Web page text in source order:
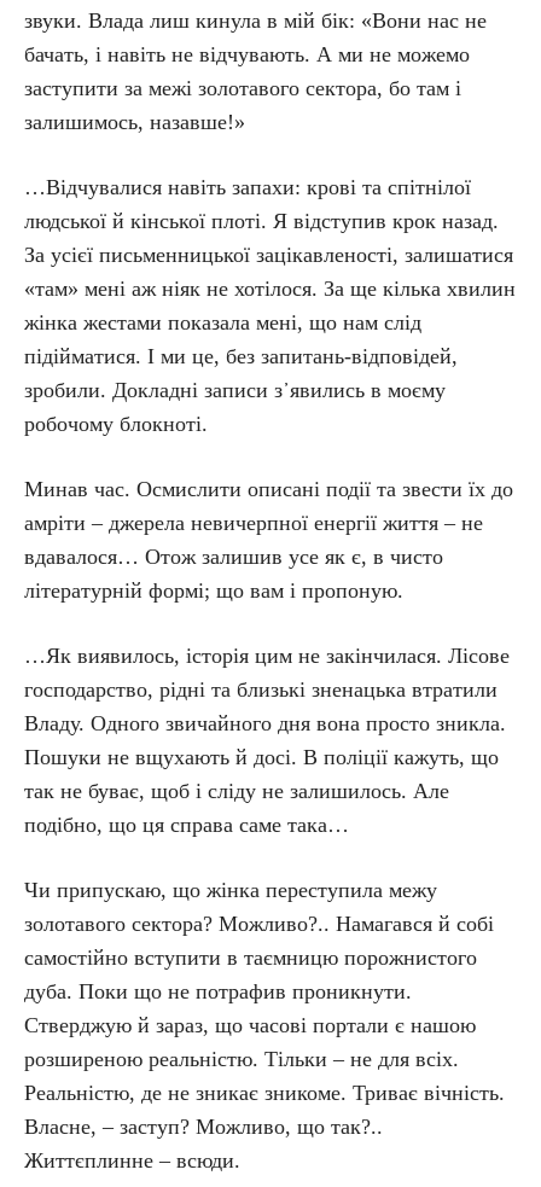
звуки. Влада лиш кинула в мій бік: «Вони нас не
бачать, і навіть не відчувають. А ми не можемо
заступити за межі золотавого сектора, бо там і
залишимось, назавше!»
…Відчувалися навіть запахи: крові та спітнілої
людської й кінської плоті. Я відступив крок назад.
За усієї письменницької зацікавленості, залишатися
«там» мені аж ніяк не хотілося. За ще кілька хвилин
жінка жестами показала мені, що нам слід
підійматися. І ми це, без запитань-відповідей,
зробили. Докладні записи з᾿явились в моєму
робочому блокноті.
Минав час. Осмислити описані події та звести їх до
амріти – джерела невичерпної енергії життя – не
вдавалося… Отож залишив усе як є, в чисто
літературній формі; що вам і пропоную.
…Як виявилось, історія цим не закінчилася. Лісове
господарство, рідні та близькі зненацька втратили
Владу. Одного звичайного дня вона просто зникла.
Пошуки не вщухають й досі. В поліції кажуть, що
так не буває, щоб і сліду не залишилось. Але
подібно, що ця справа саме така…
Чи припускаю, що жінка переступила межу
золотавого сектора? Можливо?.. Намагався й собі
самостійно вступити в таємницю порожнистого
дуба. Поки що не потрафив проникнути.
Стверджую й зараз, що часові портали є нашою
розширеною реальністю. Тільки – не для всіх.
Реальністю, де не зникає зникоме. Триває вічність.
Власне, – заступ? Можливо, що так?..
Життєплинне – всюди.